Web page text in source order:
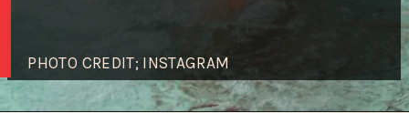
PHOTO CREDIT; INSTAGRAM